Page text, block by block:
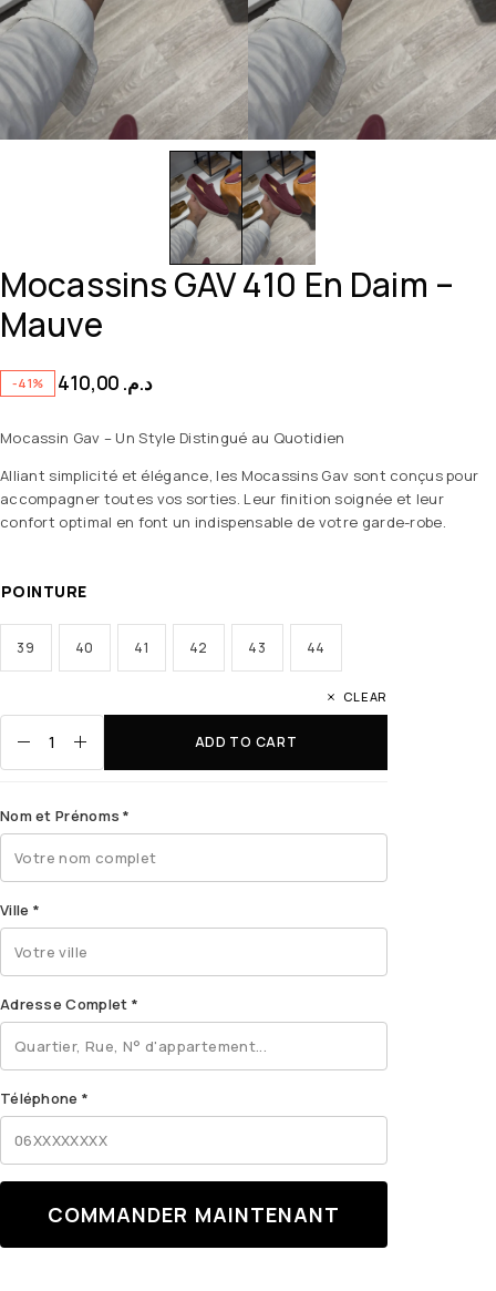
Mocassins GAV 410 En Daim –
Mauve
-41% د.م.
Mocassin Gav – Un Style Distingué au Quotidien
Alliant simplicité et élégance, les Mocassins Gav sont conçus pour
accompagner toutes vos sorties. Leur finition soignée et leur
confort optimal en font un indispensable de votre garde-robe.
POINTURE
39 40 41 42 43 44
CLEAR
ADD TO CART
Nom et Prénoms*
Ville *
Adresse Complet *
Téléphone *
COMMANDER MAINTENANT